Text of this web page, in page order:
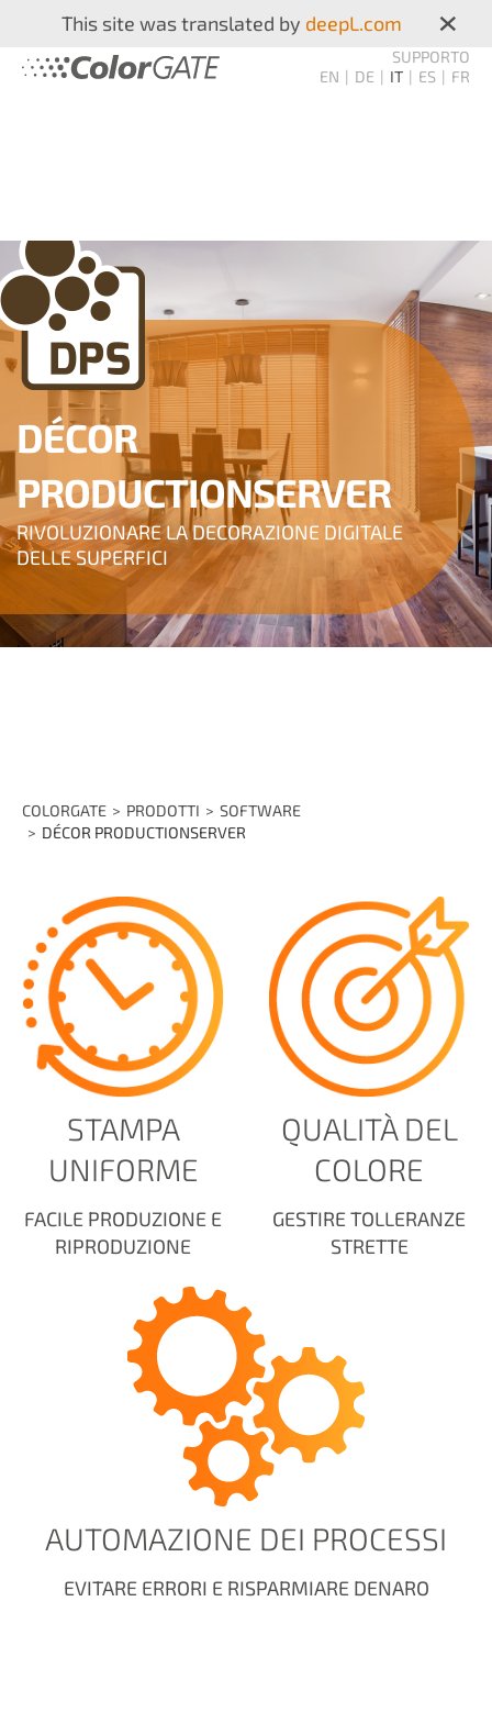
This site was translated by deepL.com ×
SUPPORTO
EN
DE IT ES FR
DÉCOR
PRODUCTIONSERVER
RIVOLUZIONARE LA DECORAZIONE DIGITALE
DELLE SUPERFICI
COLORGATE PRODOTTI
SOFTWARE
DÉCOR PRODUCTIONSERVER
STAMPA
UNIFORME
FACILE PRODUZIONE E
RIPRODUZIONE
QUALITÀ DEL
COLORE
GESTIRE TOLLERANZE
STRETTE
AUTOMAZIONE DEI PROCESSI
EVITARE ERRORI E RISPARMIARE DENARO